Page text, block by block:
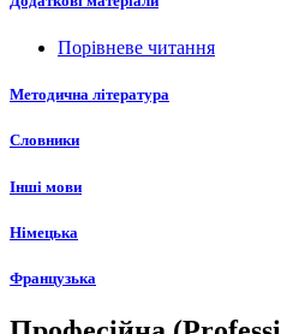
Порівневе читання
Методична література
Словники
Інші мови
Німецька
Французька